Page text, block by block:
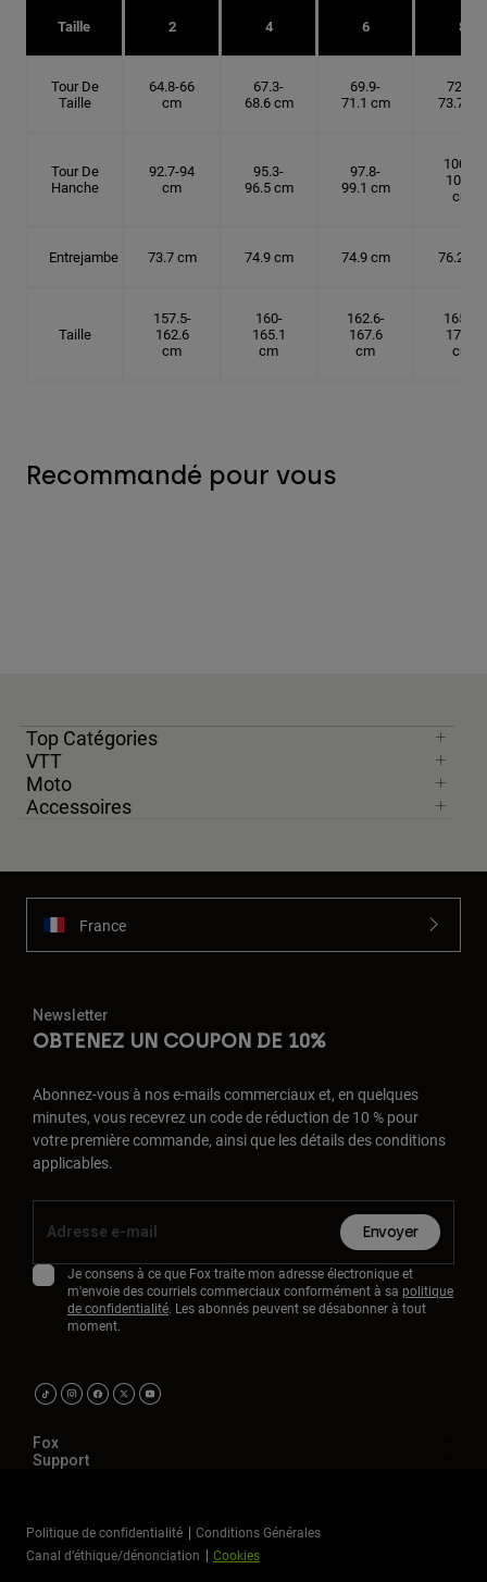
Taille 2 4 6 8
Tour De
Taille
64.8-66
cm
67.3-
68.6 cm
69.9-
71.1 cm
72.4-
73.7 cm
Tour De
Hanche
92.7-94
cm
95.3-
96.5 cm
97.8-
99.1 cm
100.3-
101.6
cm
Entrejambe 73.7 cm 74.9 cm 74.9 cm 76.2 cm
Taille
157.5-
162.6
cm
160-
165.1
cm
162.6-
167.6
cm
165.1-
172.7
cm
Recommandé pour vous
Top Catégories
VTT
Moto
Accessoires
France
Newsletter
OBTENEZ UN COUPON DE 10%
Abonnez-vous à nos e-mails commerciaux et, en quelques
minutes, vous recevrez un code de réduction de 10 % pour
votre première commande, ainsi que les détails des conditions
applicables.
Envoyer
Je consens à ce que Fox traite mon adresse électronique et
m'envoie des courriels commerciaux conformément à sa politique
de confidentialité. Les abonnés peuvent se désabonner à tout
moment.
Fox
Support
Politique de confidentialité
Conditions Générales
Canal d’éthique/dénonciation
Cookies